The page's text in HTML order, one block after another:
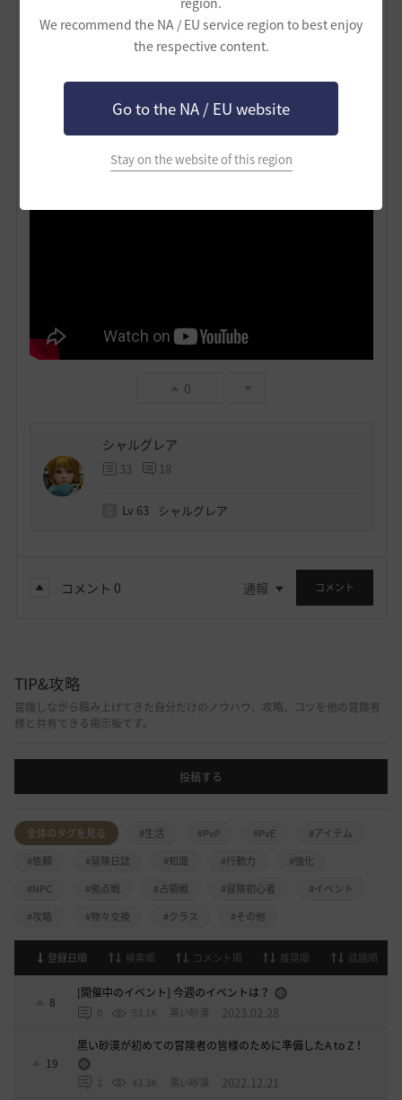
We recommend the NA / EU service region to best enjoy
the respective content.
Go to the NA / EU website
Stay on the website of this region
こんな感じで呼び寄せることが出来ます。連打すれば川
渡れるくらいは。
る上にCC入れれるらしい。詳しくは知らんがPVP苦手っ
て人は比較的安全地帯から攻撃が可能なので是非利用し
てね、ただし射角と射程があるんで注意！
0
シャルグレア
33 18
Lv 63 シャルグレア
コメント 0 通報 コメント
TIP&攻略
冒険しながら積み上げてきた自分だけのノウハウ、攻略、コツを他の冒険者
様と共有できる掲示板です。
投稿する
全体のタグを見る #生活 #PvP #PvE
#アイテム
#依頼
#冒険日誌 #知識 #行動力
#強化
#NPC
#拠点戦 #占領戦 #冒険初心者
#イベント
#攻略
#物々交換 #クラス #その他
登録日順 検索順 コメント順 推奨順 話題順
8
[開催中のイベント] 今週のイベントは？
0 53.1K 黒い砂漠 2023.02.28
19
黒い砂漠が初めての冒険者の皆様のために準備したA to Z！
2 43.3K 黒い砂漠 2022.12.21